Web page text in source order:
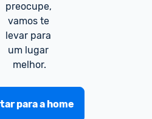
preocupe,
vamos te
levar para
um lugar
melhor.
para a home